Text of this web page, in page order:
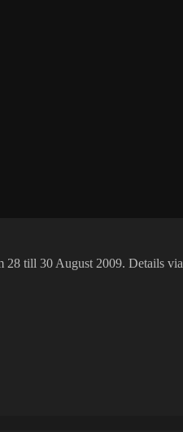
28 till 30 August 2009. Details via